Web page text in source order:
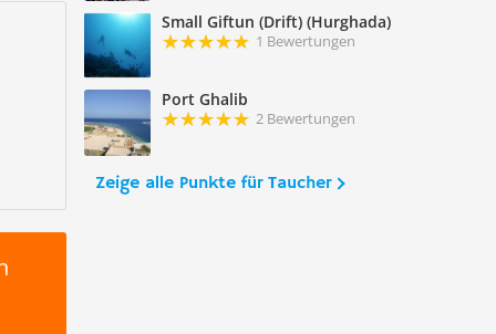
Small Giftun (Drift) (Hurghada)
1 Bewertungen
Port Ghalib
2 Bewertungen
Zeige alle Punkte für Taucher